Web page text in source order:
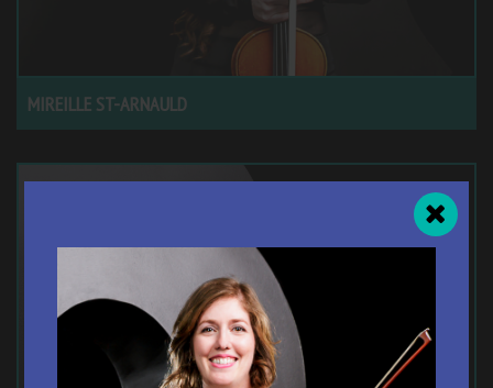
MIREILLE ST-ARNAULD